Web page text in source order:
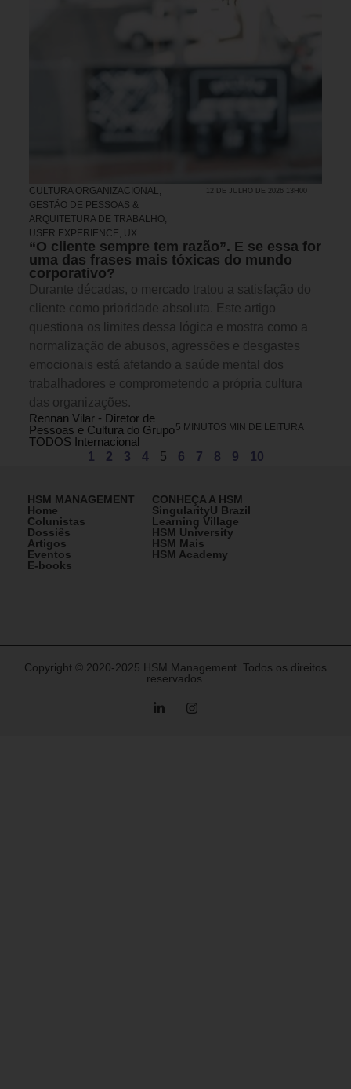
CULTURA ORGANIZACIONAL,
GESTÃO DE PESSOAS &
ARQUITETURA DE TRABALHO,
USER EXPERIENCE, UX
12 DE JULHO DE 2026 13H00
“O cliente sempre tem razão”. E se essa for
uma das frases mais tóxicas do mundo
corporativo?
Durante décadas, o mercado tratou a satisfação do
cliente como prioridade absoluta. Este artigo
questiona os limites dessa lógica e mostra como a
normalização de abusos, agressões e desgastes
emocionais está afetando a saúde mental dos
trabalhadores e comprometendo a própria cultura
das organizações.
Rennan Vilar - Diretor de
Pessoas e Cultura do Grupo
TODOS Internacional
5 MINUTOS MIN DE LEITURA
1 2 3 4 5 6 7 8 9 10
HSM MANAGEMENT
Home
Colunistas
Dossiês
Artigos
Eventos
E-books
CONHEÇA A HSM
SingularityU Brazil
Learning Village
HSM University
HSM Mais
HSM Academy
Copyright © 2020-2025 HSM Management. Todos os direitos
reservados.